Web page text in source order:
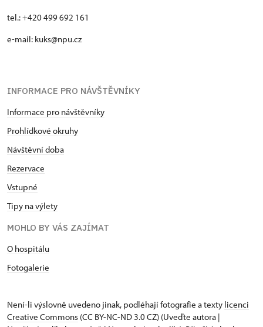
tel.: +420 499 692 161
e-mail: kuks@npu.cz
INFORMACE PRO NÁVŠTĚVNÍKY
Informace pro návštěvníky
Prohlídkové okruhy
Návštěvní doba
Rezervace
Vstupné
Tipy na výlety
MOHLO BY VÁS ZAJÍMAT
O hospitálu
Fotogalerie
Není-li výslovně uvedeno jinak, podléhají fotografie a texty licenci
Creative Commons (CC BY-NC-ND 3.0 CZ) (Uveďte autora |